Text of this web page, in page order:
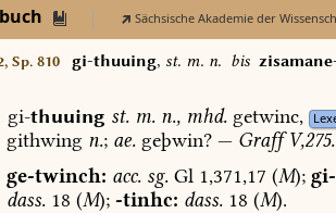
Sächsische Akademie der
Sp. 810 gi-thuuing, st. m. n. bis
gi-thuuing st. m. n., mhd. getwinc,
githwing n.; ae.geþwin?— GraffV,275.
ge-twinch: acc.sg.Gl1,371,17 (M);
dass.18 (M); -tinhc: dass.18 (M).